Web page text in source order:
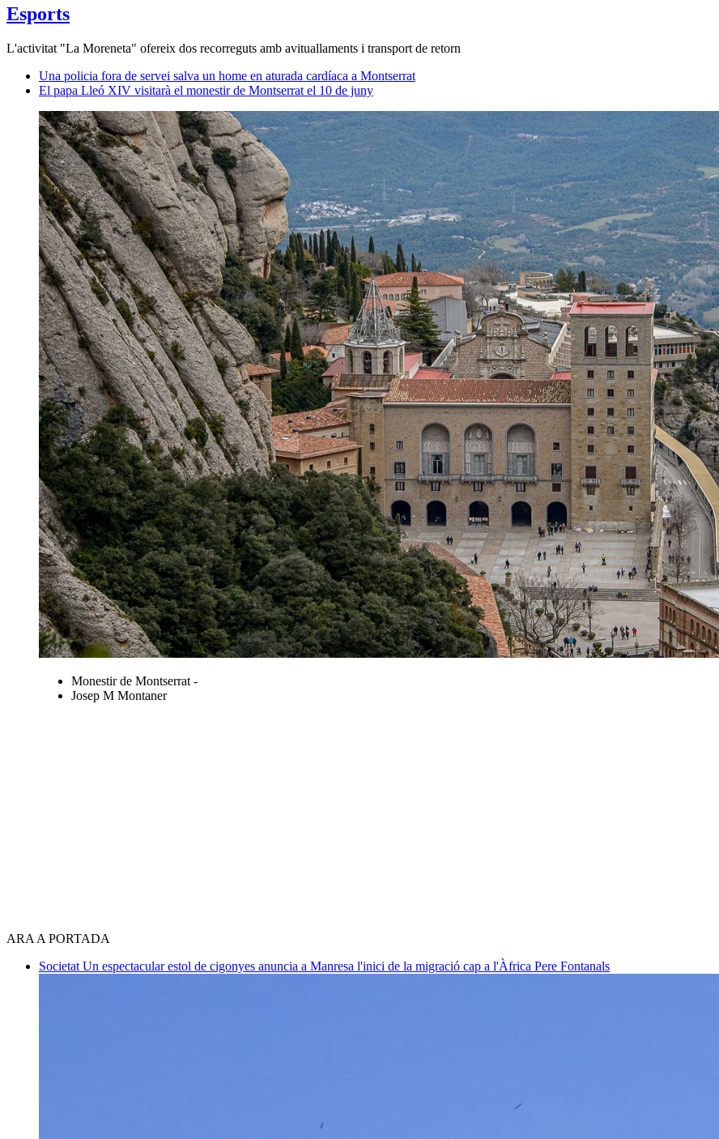
Esports
L'activitat "La Moreneta" ofereix dos recorreguts amb avituallaments i transport de retorn
Una policia fora de servei salva un home en aturada cardíaca a Montserrat
El papa Lleó XIV visitarà el monestir de Montserrat el 10 de juny
Monestir de Montserrat -
Josep M Montaner
ARA A PORTADA
Societat Un espectacular estol de cigonyes anuncia a Manresa l'inici de la migració cap a l'Àfrica Pere Fontanals